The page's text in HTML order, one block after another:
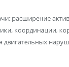
расширение
координации,